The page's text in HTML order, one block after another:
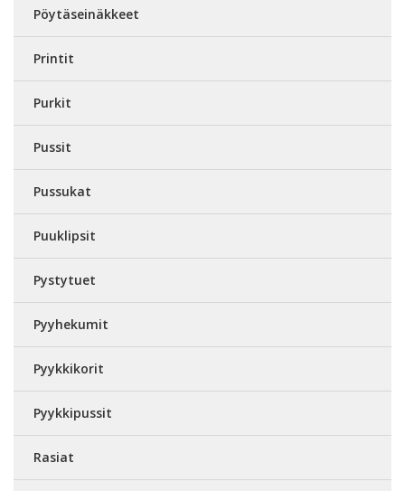
Pöytäseinäkkeet
Printit
Purkit
Pussit
Pussukat
Puuklipsit
Pystytuet
Pyyhekumit
Pyykkikorit
Pyykkipussit
Rasiat